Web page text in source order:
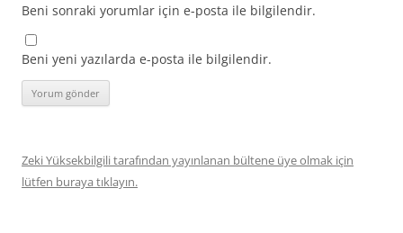
Beni sonraki yorumlar için e-posta ile bilgilendir.
Beni yeni yazılarda e-posta ile bilgilendir.
Zeki Yüksekbilgili tarafından yayınlanan bültene üye olmak için
lütfen buraya tıklayın.